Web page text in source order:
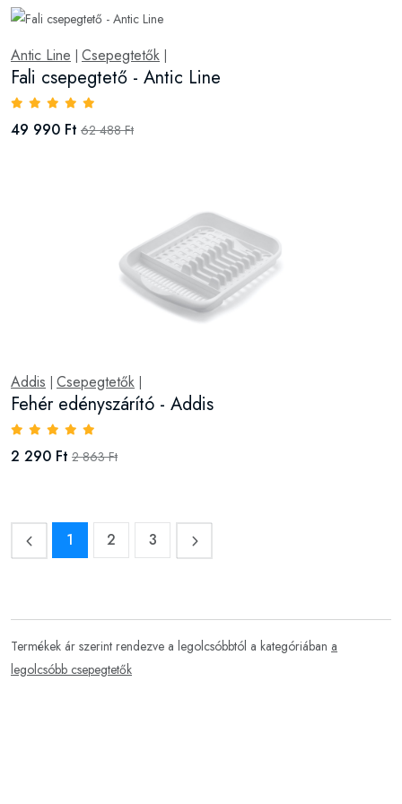
Antic Line | Csepegtetők |
Fali csepegtető - Antic Line
49 990 Ft 62 488 Ft
Addis | Csepegtetők |
Fehér edényszárító - Addis
2 290 Ft 2 863 Ft
1 2 3
Termékek ár szerint rendezve a legolcsóbbtól a kategóriában a
legolcsóbb csepegtetők